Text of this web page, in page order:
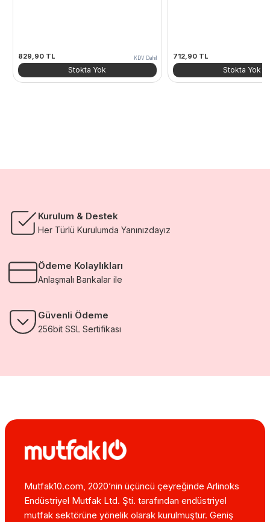
829,90 TL KDV Dahil
Stokta Yok
712,90 TL
Stokta Yok
Kurulum & Destek
Her Türlü Kurulumda Yanınızdayız
Ödeme Kolaylıkları
Anlaşmalı Bankalar ile
Güvenli Ödeme
256bit SSL Sertifikası
Mutfak10.com, 2020’nin üçüncü çeyreğinde Arlinoks
Endüstriyel Mutfak Ltd. Şti. tarafından endüstriyel
mutfak sektörüne yönelik olarak kurulmuştur. Geniş